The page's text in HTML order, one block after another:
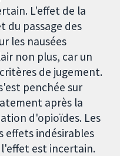
L'effet de la
du passage des
les nausées
non plus, car un
de jugement.
penchée sur
après la
d'opioïdes. Les
effets indésirables
l'effet est incertain.